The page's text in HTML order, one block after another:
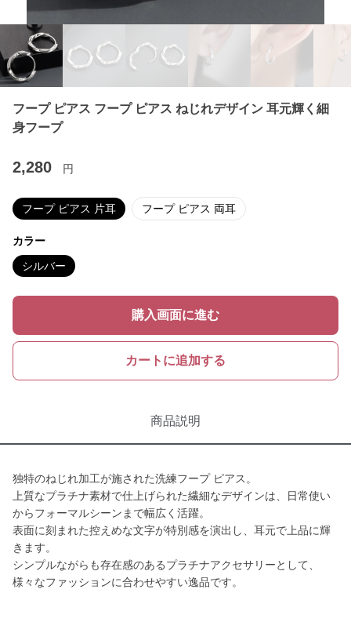
フープ ピアス フープ ピアス ねじれデザイン 耳元輝く細
身フープ
2,280 円
フープ ピアス 片耳 フープ ピアス 両耳
カラー
シルバー
購入画面に進む
カートに追加する
商品説明
独特のねじれ加工が施された洗練フープ ピアス。
上質なプラチナ素材で仕上げられた繊細なデザインは、日常使い
からフォーマルシーンまで幅広く活躍。
表面に刻まれた控えめな文字が特別感を演出し、耳元で上品に輝
きます。
シンプルながらも存在感のあるプラチナアクセサリーとして、
様々なファッションに合わせやすい逸品です。